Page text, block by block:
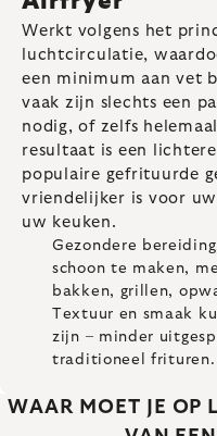
Werkt volgens het
luchtcirculatie,
een minimum aan vet
vaak zijn slechts een
nodig, of zelfs
resultaat is een
populaire gefrituurde
vriendelijker is voor
uw keuken.
Gezondere
schoon te maken,
bakken, grillen,
Textuur en smaak
zijn – minder
traditioneel frituren.
WAAR MOET JE OP